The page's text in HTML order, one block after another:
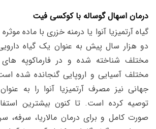
درمان اسهال گوساله با کوکسی فیت
گیاه آرتمیزیا آنوا یا درمنه خزری با ماده
دو هزار سال پیش به عنوان یک گیاه
مختلف شناخته شده و در فارماکوپه های
مختلف آسیایی و اروپایی گنجانده شده
جهانی نیز مصرف آرتمیزیا آنوا را به
توصیه کرده است. تا کنون بیشترین
صورت کامل و برای درمان مالاریا، سرفه،